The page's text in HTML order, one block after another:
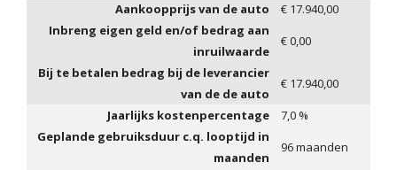
Aankoopprijs van de auto € 17.940,00
Inbreng eigen geld en/of bedrag aan
inruilwaarde
€0,00
Bij te betalen bedrag bij de leverancier
van de de auto
€ 17.940,00
Jaarlijks kostenpercentage
7,0 %
Geplande gebruiksduur c.q. looptijd in
maanden
96maanden